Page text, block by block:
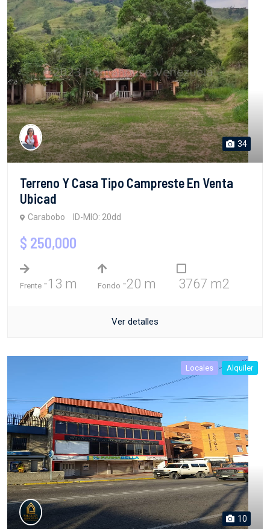
34
Terreno Y Casa Tipo Campreste En Venta
Ubicad
Carabobo ID-MIO: 20dd
$ 250,000
Frente -13 m Fondo -20 m 3767 m2
Ver detalles
Locales Alquiler
10